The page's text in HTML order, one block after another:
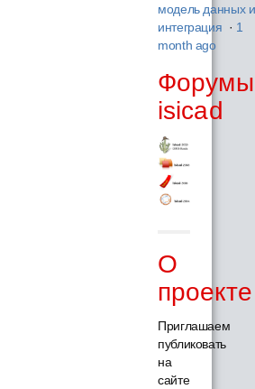
модель данных и
интеграция · 1
month ago
Форумы
isicad
О
проекте
Приглашаем
публиковать
на
сайте